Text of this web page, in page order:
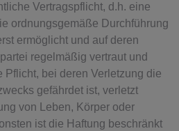
Vertragspflicht, d.h. eine
ordnungsgemäße Durchführung
ermöglicht und auf deren
regelmäßig vertraut und
Pflicht, bei deren Verletzung die
gefährdet ist, verletzt
von Leben, Körper oder
ist die Haftung beschränkt